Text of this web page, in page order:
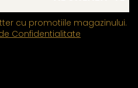
cu promotiile magazinului.
Confidentialitate